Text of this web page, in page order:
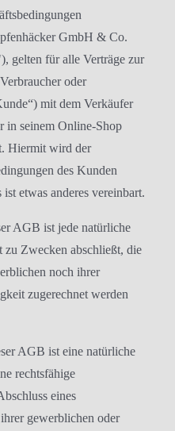
GmbH & Co.
gelten für alle Verträge zur
oder
mit dem Verkäufer
in seinem Online-Shop
Hiermit wird der
des Kunden
etwas anderes vereinbart.
AGB ist jede natürliche
zu Zwecken abschließt, die
noch ihrer
zugerechnet werden
AGB ist eine natürliche
rechtsfähige
eines
gewerblichen oder